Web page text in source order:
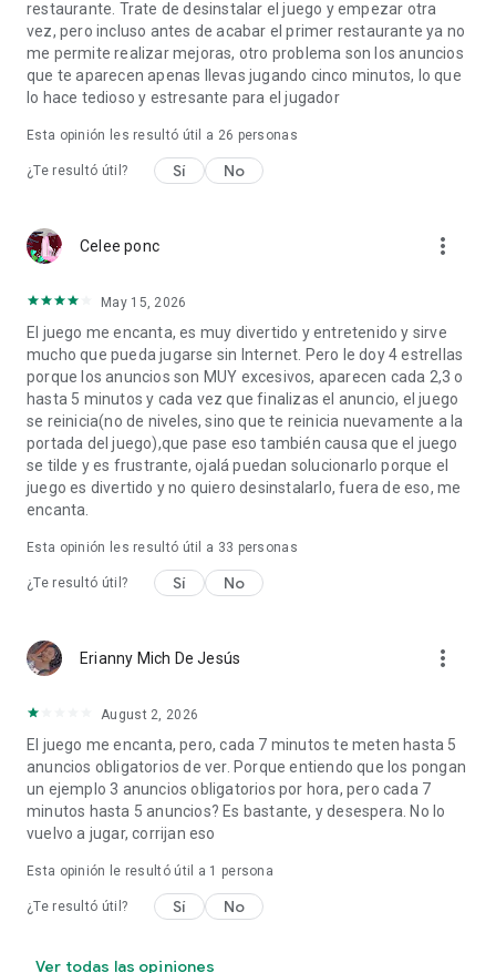
restaurante. Trate de desinstalar el juego y empezar otra
vez, pero incluso antes de acabar el primer restaurante ya no
me permite realizar mejoras, otro problema son los anuncios
que te aparecen apenas llevas jugando cinco minutos, lo que
lo hace tedioso y estresante para el jugador
Esta opinión les resultó útil a 26 personas
¿Te resultó útil? Sí No
Celee ponc more_vert
May 15, 2026
El juego me encanta, es muy divertido y entretenido y sirve
mucho que pueda jugarse sin Internet. Pero le doy 4 estrellas
porque los anuncios son MUY excesivos, aparecen cada 2,3 o
hasta 5 minutos y cada vez que finalizas el anuncio, el juego
se reinicia(no de niveles, sino que te reinicia nuevamente a la
portada del juego),que pase eso también causa que el juego
se tilde y es frustrante, ojalá puedan solucionarlo porque el
juego es divertido y no quiero desinstalarlo, fuera de eso, me
encanta.
Esta opinión les resultó útil a 33 personas
¿Te resultó útil? Sí No
Erianny Mich De Jesús more_vert
August 2, 2026
El juego me encanta, pero, cada 7 minutos te meten hasta 5
anuncios obligatorios de ver. Porque entiendo que los pongan
un ejemplo 3 anuncios obligatorios por hora, pero cada 7
minutos hasta 5 anuncios? Es bastante, y desespera. No lo
vuelvo a jugar, corrijan eso
Esta opinión le resultó útil a 1 persona
¿Te resultó útil? Sí No
Ver todas las opiniones